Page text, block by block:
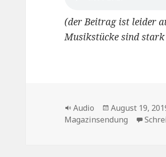
(der Beitrag ist leider
Musikstücke sind
Format
Audio
Veröffentlicht
am
August 19,
Magazinsendung